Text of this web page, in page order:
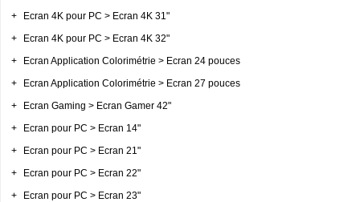
+
Ecran 4K pour PC > Ecran 4K 31"
+
Ecran 4K pour PC > Ecran 4K 32"
+
Ecran Application Colorimétrie > Ecran 24 pouces
+
Ecran Application Colorimétrie > Ecran 27 pouces
+
Ecran Gaming > Ecran Gamer 42"
+
Ecran pour PC > Ecran 14"
+
Ecran pour PC > Ecran 21"
+
Ecran pour PC > Ecran 22"
+
Ecran pour PC > Ecran 23"